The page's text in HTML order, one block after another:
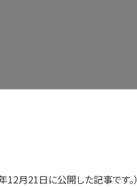
12月21日に公開した記事です。）